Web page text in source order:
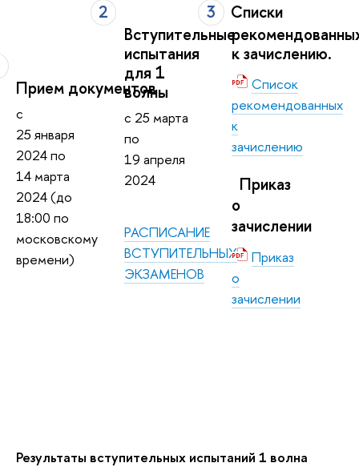
Прием документов
с
25 января
2024 по
14 марта
2024 (до
18:00 по
московскому
времени)
2
Вступительные
испытания
для 1
волны
с 25 марта
по
19 апреля
2024
РАСПИСАНИЕ
ВСТУПИТЕЛЬНЫХ
ЭКЗАМЕНОВ
3
Списки
к зачислению.
Список
рекомендованных
к
зачислению
Приказ
о
зачислении
Приказ
о
зачислении
Результаты вступительных испытаний 1 волна